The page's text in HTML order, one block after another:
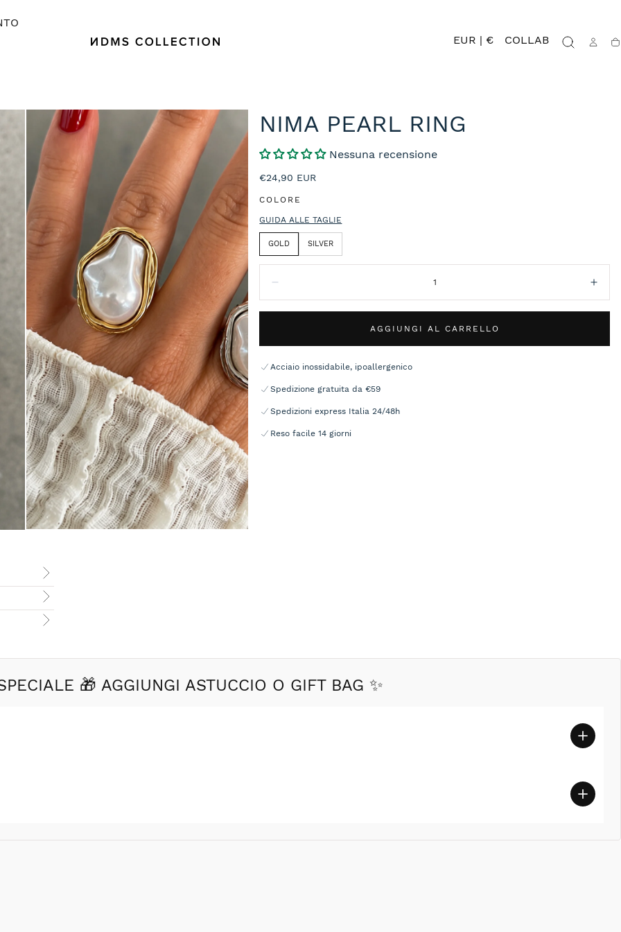
EUR | €
COLLAB
NIMA PEARL RING
Nessuna recensione
Prezzo
€24,90 EUR
COLORE
GUIDA ALLE TAGLIE
GOLD SILVER
AGGIUNGI AL CARRELLO
Acciaio inossidabile, ipoallergenico
Spedizione gratuita da €59
Spedizioni express Italia 24/48h
Reso facile 14 giorni
🎁 AGGIUNGI ASTUCCIO O GIFT BAG ✨